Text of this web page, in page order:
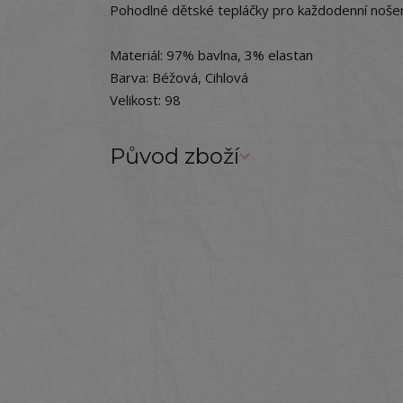
Pohodlné dětské tepláčky pro každodenní
Materiál: 97% bavlna, 3% elastan
Barva: Béžová, Cihlová
Velikost: 98
Původ zboží